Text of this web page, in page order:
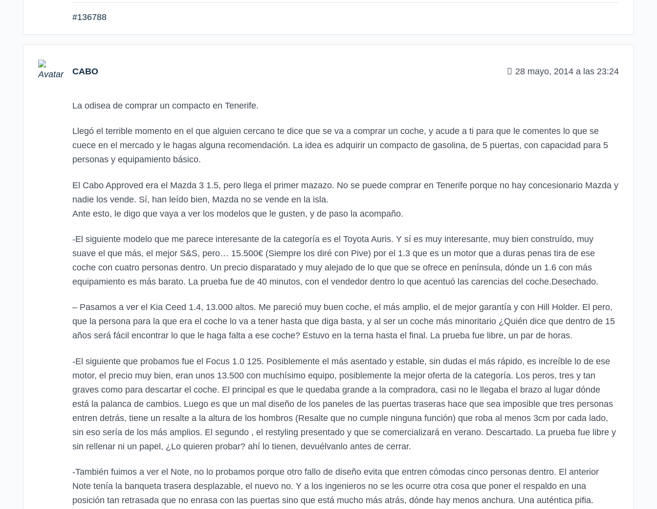
#136788
CABO 28 mayo, 2014 a las 23:24
La odisea de comprar un compacto en Tenerife.
Llegó el terrible momento en el que alguien cercano te dice que se va a comprar un coche, y acude a ti para que le comentes lo que se
cuece en el mercado y le hagas alguna recomendación. La idea es adquirir un compacto de gasolina, de 5 puertas, con capacidad para 5
personas y equipamiento básico.
El Cabo Approved era el Mazda 3 1.5, pero llega el primer mazazo. No se puede comprar en Tenerife porque no hay concesionario Mazda y
nadie los vende. Sí, han leído bien, Mazda no se vende en la isla.
Ante esto, le digo que vaya a ver los modelos que le gusten, y de paso la acompaño.
-El siguiente modelo que me parece interesante de la categoría es el Toyota Auris. Y sí es muy interesante, muy bien construído, muy
suave el que más, el mejor S&S, pero… 15.500€ (Siempre los diré con Pive) por el 1.3 que es un motor que a duras penas tira de ese
coche con cuatro personas dentro. Un precio disparatado y muy alejado de lo que que se ofrece en península, dónde un 1.6 con más
equipamiento es más barato. La prueba fue de 40 minutos, con el vendedor dentro lo que acentuó las carencias del coche.Desechado.
– Pasamos a ver el Kia Ceed 1.4, 13.000 altos. Me pareció muy buen coche, el más amplio, el de mejor garantía y con Hill Holder. El pero,
que la persona para la que era el coche lo va a tener hasta que diga basta, y al ser un coche más minoritario ¿Quién dice que dentro de 15
años será fácil encontrar lo que le haga falta a ese coche? Estuvo en la terna hasta el final. La prueba fue libre, un par de horas.
-El siguiente que probamos fue el Focus 1.0 125. Posiblemente el más asentado y estable, sin dudas el más rápido, es increíble lo de ese
motor, el precio muy bien, eran unos 13.500 con muchísimo equipo, posiblemente la mejor oferta de la categoría. Los peros, tres y tan
graves como para descartar el coche. El principal es que le quedaba grande a la compradora, casi no le llegaba el brazo al lugar dónde
está la palanca de cambios. Luego es que un mal diseño de los paneles de las puertas traseras hace que sea imposible que tres personas
entren detrás, tiene un resalte a la altura de los hombros (Resalte que no cumple ninguna función) que roba al menos 3cm por cada lado,
sin eso sería de los más amplios. El segundo , el restyling presentado y que se comercializará en verano. Descartado. La prueba fue libre y
sin rellenar ni un papel, ¿Lo quieren probar? ahí lo tienen, devuélvanlo antes de cerrar.
-También fuimos a ver el Note, no lo probamos porque otro fallo de diseño evita que entren cómodas cinco personas dentro. El anterior
Note tenía la banqueta trasera desplazable, el nuevo no. Y a los ingenieros no se les ocurre otra cosa que poner el respaldo en una
posición tan retrasada que no enrasa con las puertas sino que está mucho más atrás, dónde hay menos anchura. Una auténtica pifia.